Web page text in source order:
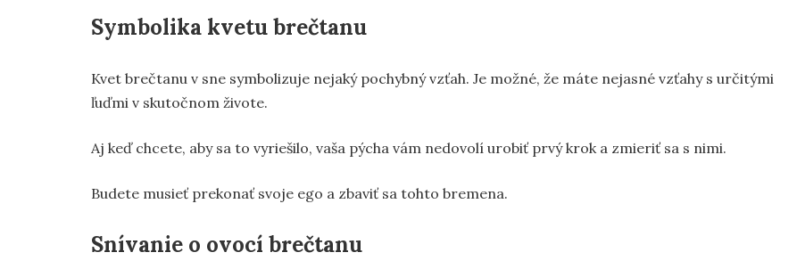
Symbolika kvetu brečtanu
Kvet brečtanu v sne symbolizuje nejaký pochybný vzťah. Je možné, že máte nejasné vzťahy s určitými
ľuďmi v skutočnom živote.
Aj keď chcete, aby sa to vyriešilo, vaša pýcha vám nedovolí urobiť prvý krok a zmieriť sa s nimi.
Budete musieť prekonať svoje ego a zbaviť sa tohto bremena.
Snívanie o ovocí brečtanu